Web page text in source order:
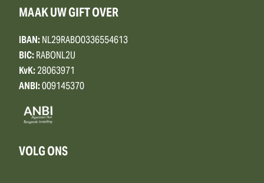
MAAK UW GIFT OVER
IBAN:NL29RABO0336554613
BIC:RABONL2U
KvK:28063971
ANBI:009145370
VOLG ONS